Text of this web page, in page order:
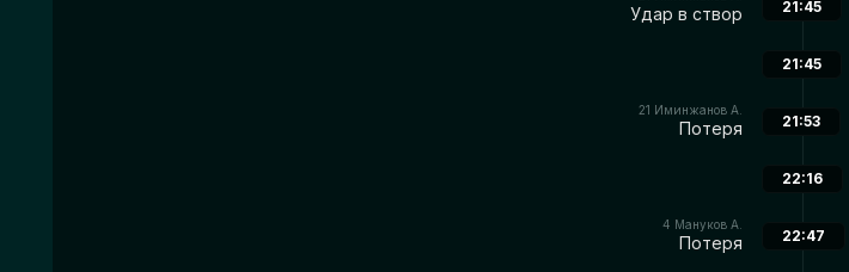
Удар в створ 21:45
21:45
21 Иминжанов А.
Потеря 21:53
22:16
4 Мануков А.
Потеря 22:47